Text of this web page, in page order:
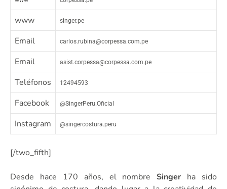
www singer.pe
Email carlos.rubina@corpessa.com.pe
Email asist.corpessa@corpessa.com.pe
Teléfonos 12494593
Facebook @SingerPeru.Oficial
Instagram @singercostura.peru
[/two_fifth]
Desde hace 170 años, el nombreSinger ha sido